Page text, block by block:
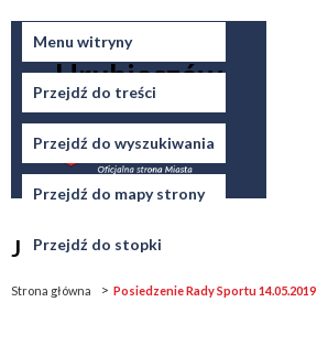
Menu witryny
Przejdź do treści
Przejdź do wyszukiwania
Przejdź do mapy strony
Przejdź do stopki
Miasto
Hrubieszów
Jesteś tutaj
Strona główna Posiedzenie Rady Sportu 14.05.2019